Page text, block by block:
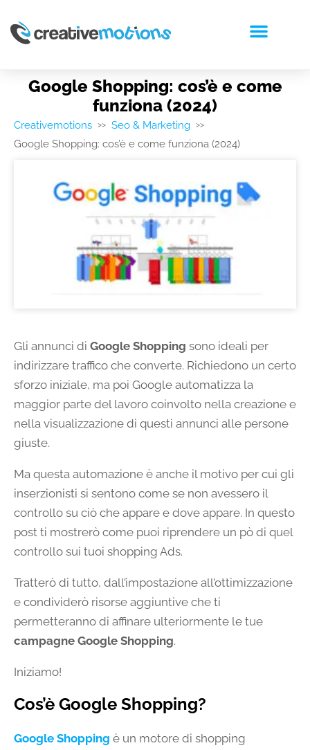
Google Shopping: cos’è e come
funziona (2024)
Creativemotions >> Seo & Marketing >>
Google Shopping: cos’è e come funziona (2024)
Gli annunci di Google Shopping sono ideali per
indirizzare traffico che converte. Richiedono un certo
sforzo iniziale, ma poi Google automatizza la
maggior parte del lavoro coinvolto nella creazione e
nella visualizzazione di questi annunci alle persone
giuste.
Ma questa automazione è anche il motivo per cui gli
inserzionisti si sentono come se non avessero il
controllo su ciò che appare e dove appare. In questo
post ti mostrerò come puoi riprendere un pò di quel
controllo sui tuoi shopping Ads.
Tratterò di tutto, dall’impostazione all’ottimizzazione
e condividerò risorse aggiuntive che ti
permetteranno di affinare ulteriormente le tue
campagne Google Shopping.
Iniziamo!
Cos’è Google Shopping?
Google Shopping è un motore di shopping